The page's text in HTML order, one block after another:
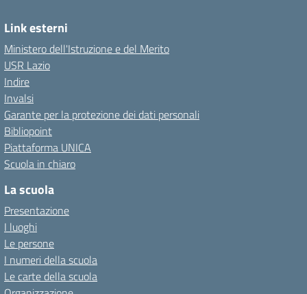
Link esterni
Ministero dell'Istruzione e del Merito
USR Lazio
Indire
Invalsi
Garante per la protezione dei dati personali
Bibliopoint
Piattaforma UNICA
Scuola in chiaro
La scuola
Presentazione
I luoghi
Le persone
I numeri della scuola
Le carte della scuola